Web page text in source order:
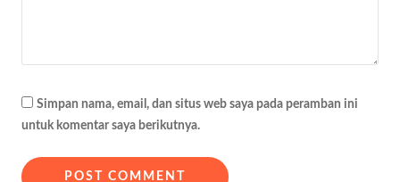
Simpan nama, email, dan situs web saya pada peramban ini
untuk komentar saya berikutnya.